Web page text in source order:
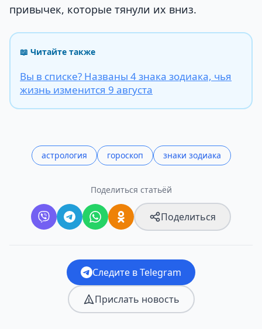
привычек, которые тянули их вниз.
📖 Читайте также
Вы в списке? Названы 4 знака зодиака, чья
жизнь изменится 9 августа
астрология гороскоп знаки зодиака
Поделиться статьёй
Поделиться
Следите в Telegram
Прислать новость